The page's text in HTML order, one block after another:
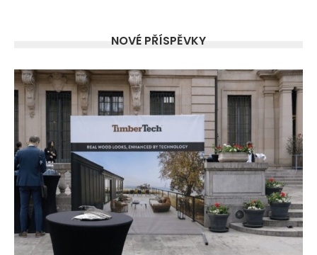
NOVÉ PŘÍSPĚVKY